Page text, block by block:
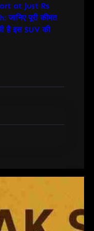
at Just Rs
जानिए पूरी कीमत
है इस SUV की